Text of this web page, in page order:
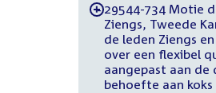
-29544-734 Motie
Ziengs, Tweede
de leden Ziengs
over een flexibel
aangepast aan de
behoefte aan koks